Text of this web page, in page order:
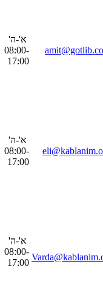
א'-ה'
08:00-
17:00
א'-ה'
08:00-
17:00
א'-ה'
08:00-
17:00